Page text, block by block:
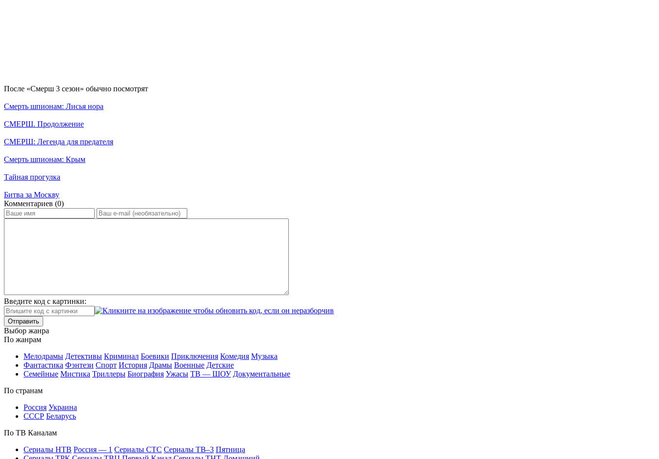
По­сле «Смерш 3 сезон» обыч­но по­смот­рят
Смерть шпионам: Лисья нора
СМЕРШ. Продолжение
СМЕРШ: Легенда для предателя
Смерть шпионам: Крым
Тайная прогулка
Битва за Москву
Ком­мен­та­ри­ев (0)
Введите код с картинки:
Отправить
Вы­бор жан­ра
По жан­рам
Ме­ло­дра­мы Де­тек­ти­вы Кри­ми­нал Бое­ви­ки При­клю­че­ния Ко­ме­дия Му­зы­ка
Фан­та­сти­ка Фэн­те­зи Спорт Ис­то­рия Дра­мы Во­ен­ные Дет­ские
Се­мей­ные Мис­ти­ка Трил­ле­ры Био­гра­фия Ужа­сы ТВ — ШОУ До­ку­мен­таль­ные
По стра­нам
Рос­сия Ук­раи­на
СССР Бе­ла­русь
По ТВ Ка­на­лам
Се­риа­лы НТВ Рос­сия — 1 Се­риа­лы СТС Се­риа­лы ТВ–3 Пят­ни­ца